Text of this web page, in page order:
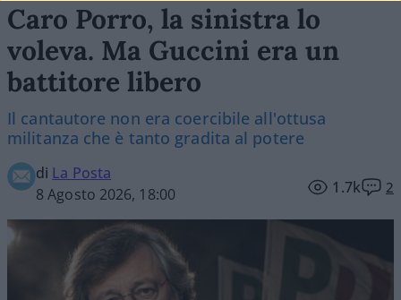
Caro Porro, la sinistra lo
voleva. Ma Guccini era un
battitore libero
Il cantautore non era coercibile all'ottusa
militanza che è tanto gradita al potere
di La Posta
8 Agosto 2026, 18:00
1.7k 2